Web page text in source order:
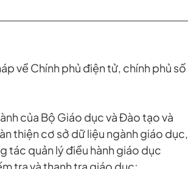
về Chính phủ điện tử, chính phủ số
của Bộ Giáo dục và Đào tạo và
thiện cơ sở dữ liệu ngành giáo dục,
tác quản lý điều hành giáo dục